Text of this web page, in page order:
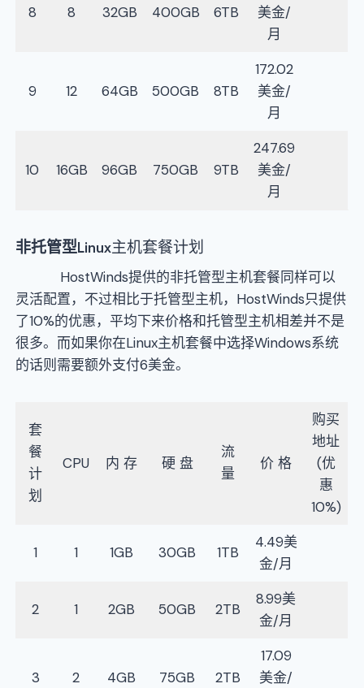
8 8 32GB 400GB 6TB
美金/
月
9 12 64GB 500GB 8TB
172.02
美金/
月
10 16GB 96GB 750GB 9TB
247.69
美金/
月
非托管型Linux主机套餐计划
HostWinds提供的非托管型主机套餐同样可以
灵活配置，不过相比于托管型主机，HostWinds只提供
了10%的优惠，平均下来价格和托管型主机相差并不是
很多。而如果你在Linux主机套餐中选择Windows系统
的话则需要额外支付6美金。
套
餐
计
划
CPU 内 存 硬 盘
流
量
价 格
购买
地址
(优
惠
10%)
1 1 1GB 30GB 1TB
4.49美
金/月
2 1 2GB 50GB 2TB
8.99美
金/月
3 2 4GB 75GB 2TB
17.09
美金/